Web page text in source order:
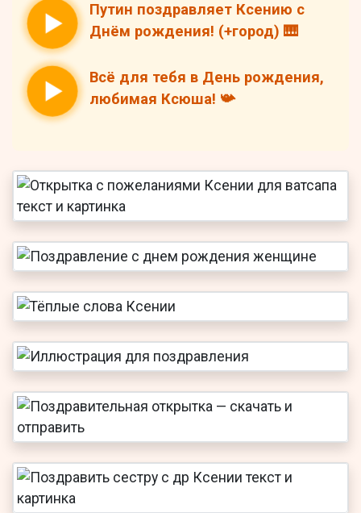
Путин поздравляет Ксению с
Днём рождения! (+город) 🎹
Всё для тебя в День рождения,
любимая Ксюша! 📯